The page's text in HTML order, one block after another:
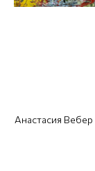
Анастасия Вебер